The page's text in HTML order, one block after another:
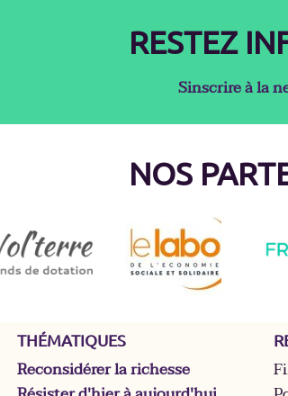
RESTEZ
Sinscrire à la
NOS
THÉMATIQUES
Reconsidérer la richesse